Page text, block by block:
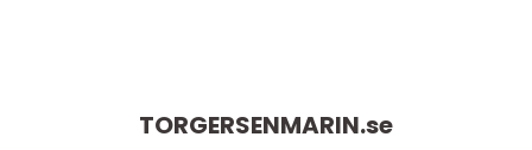
TORGERSENMARIN.se